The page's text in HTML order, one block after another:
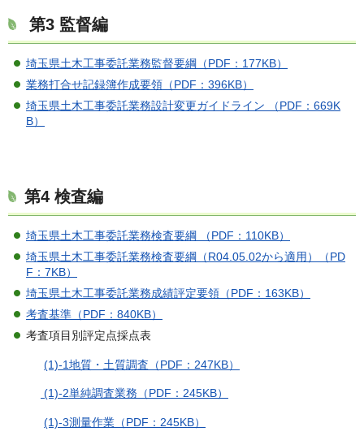
第3 監督編
埼玉県土木工事委託業務監督要綱（PDF：177KB）
業務打合せ記録簿作成要領（PDF：396KB）
埼玉県土木工事委託業務設計変更ガイドライン （PDF：669K
B）
第4 検査編
埼玉県土木工事委託業務検査要綱 （PDF：110KB）
埼玉県土木工事委託業務検査要綱（R04.05.02から適用）（PD
F：7KB）
埼玉県土木工事委託業務成績評定要領（PDF：163KB）
考査基準（PDF：840KB）
考査項目別評定点採点表
(1)-1地質・土質調査（PDF：247KB）
(1)-2単純調査業務（PDF：245KB）
(1)-3測量作業（PDF：245KB）